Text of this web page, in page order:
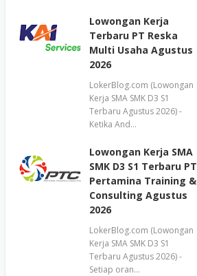
Lowongan Kerja
Terbaru PT Reska
Multi Usaha Agustus
2026
LokerBlog.com (Lowongan
Kerja SMA SMK D3 S1
Terbaru Agustus 2026) -
Ketika And…
Lowongan Kerja SMA
SMK D3 S1 Terbaru PT
Pertamina Training &
Consulting Agustus
2026
LokerBlog.com (Lowongan
Kerja SMA SMK D3 S1
Terbaru Agustus 2026) -
Setiap oran…